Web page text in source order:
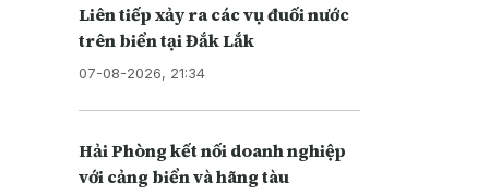
Liên tiếp xảy ra các vụ đuối nước
trên biển tại Đắk Lắk
07-08-2026, 21:34
Hải Phòng kết nối doanh nghiệp
với cảng biển và hãng tàu